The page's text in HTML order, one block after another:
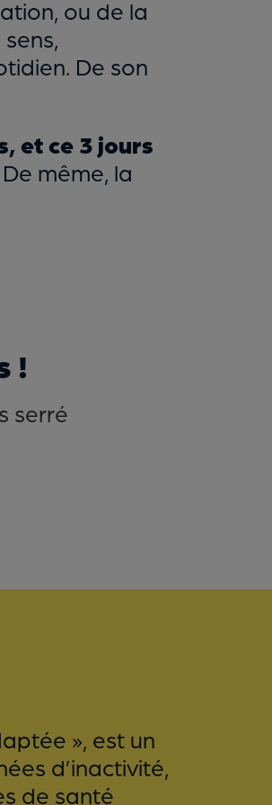
ou de la
De son
et ce 3 jours
même, la
!
serré
», est un
d’inactivité,
de santé